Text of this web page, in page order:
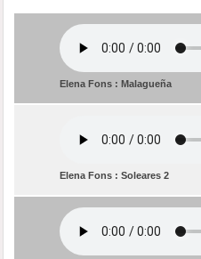
Elena Fons : Malagueña
Elena Fons : Soleares 2